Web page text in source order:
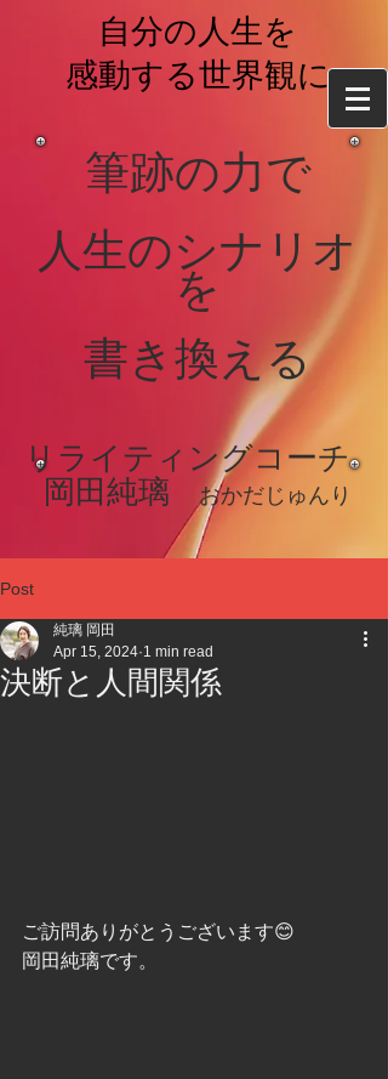
自分の人生を
感動する世界観に
筆跡の力で
​人生のシナリオ
を
書き換える
リライティングコーチ
岡 田純璃 おかだじゅ んり
Post
決断と人間関係
純璃 岡田
Apr 15, 2024 1 min read
ご訪問ありがとうございます😊
岡田純璃です。